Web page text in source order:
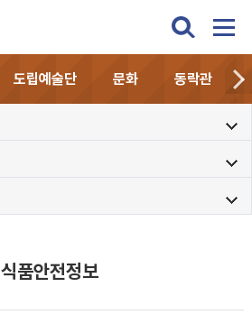
도립예술단 문화 동락관
식품안전정보